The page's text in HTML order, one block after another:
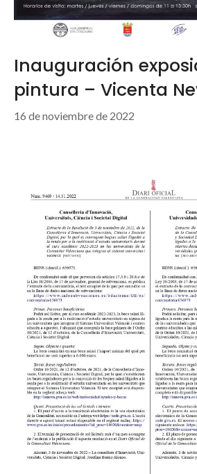
Inauguración
pintura – Vicenta
16 de noviembre de 2022